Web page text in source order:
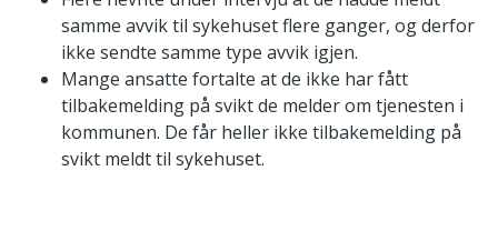
samme avvik til sykehuset flere ganger, og derfor
ikke sendte samme type avvik igjen.
Mange ansatte fortalte at de ikke har fått
tilbakemelding på svikt de melder om tjenesten i
kommunen. De får heller ikke tilbakemelding på
svikt meldt til sykehuset.